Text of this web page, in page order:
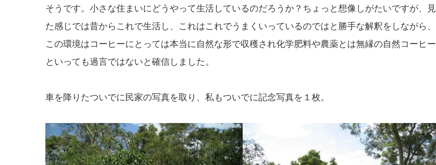
そうです。小さな住まいにどうやって生活しているのだろうか？ちょっと想像しがたいですが、見
た感じでは昔からこれで生活し、これはこれでうまくいっているのではと勝手な解釈をしながら、
この環境はコーヒーにとっては本当に自然な形で収穫され化学肥料や農薬とは無縁の自然コーヒー
といっても過言ではないと確信しました。
車を降りたついでに民家の写真を取り、私もついでに記念写真を１枚。